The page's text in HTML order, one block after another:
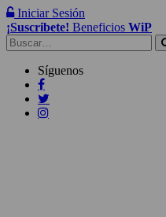
Iniciar Sesión
¡Suscribete! Beneficios WiP
Buscar:
Síguenos